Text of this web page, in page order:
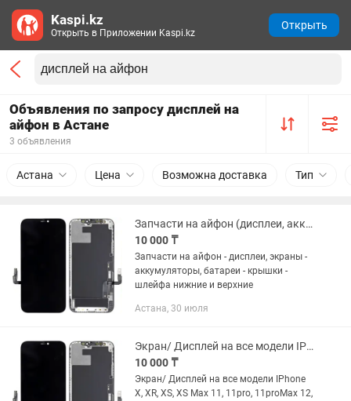
Объявления по запросу дисплей на
айфон в Астане
3 объявления
Астана Цена Возможна доставка Тип
Запчасти на айфон (дисплеи, аккумуляторы, крышки и т.д.)
10 000 ₸
Запчасти на айфон - дисплеи, экраны -
аккумуляторы, батареи - крышки -
шлейфа нижние и верхние
Астана, 30 июля
Экран/ Дисплей на все модели IPhone X, 11, 12, 13, 14, 15, 16, 17
10 000 ₸
Экран/ Дисплей на все модели IPhone
X, XR, XS, XS Max 11, 11pro, 11proMax 12,
Kaspi.kz
Открыть в Приложении Kaspi.kz
Открыть